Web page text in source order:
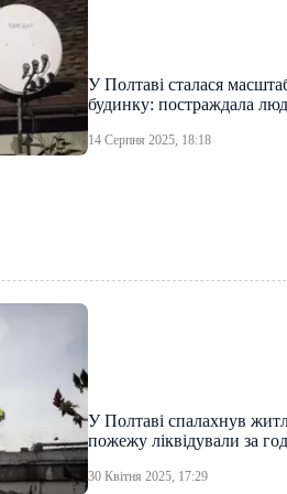
У Полтаві сталася
будинку: постраждала
14 Серпня 2025, 18:18
У Полтаві спалахнув
пожежу ліквідували за
30 Квітня 2025, 17:29